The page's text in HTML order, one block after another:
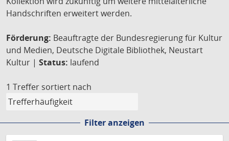
Handschriften erweitert werden.
Förderung: Beauftragte der Bundesregierung für Kultur
und Medien, Deutsche Digitale Bibliothek, Neustart
Kultur | Status: laufend
1 Treffer sortiert nach
Filter anzeigen